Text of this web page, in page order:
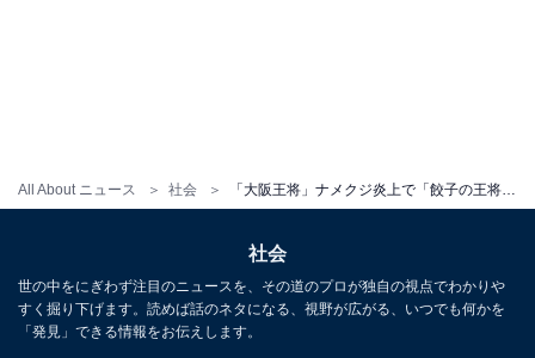
All About ニュース 社会
社会
世の中をにぎわず注目のニュースを、その道のプロが独自の視点でわかりや
すく掘り下げます。読めば話のネタになる、視野が広がる、いつでも何かを
「発見」できる情報をお伝えします。